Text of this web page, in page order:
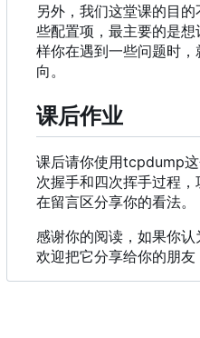
另外，我们这堂课的目
些配置项，最主要的是
样你在遇到一些问题时
向。
课后作业
课后请你使用tcpdump
次握手和四次挥手过程 ，
在留言区分享你的看法。
感谢你的阅读，如果你
欢迎把它分享给你的朋友